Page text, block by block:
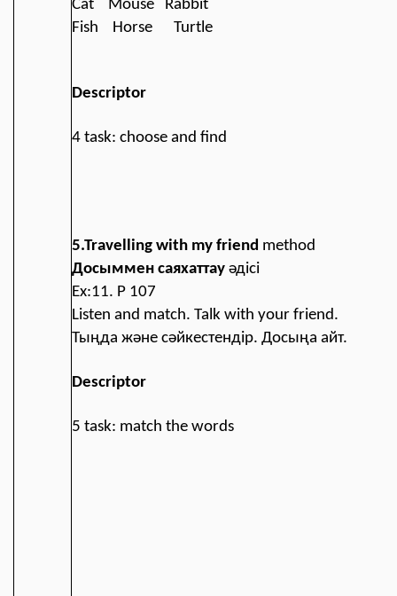
Cat Mouse Rabbit
Fish Horse Turtle
Descriptor
4 task: choose and find
5.Travelling with my friend method
Досыммен саяхаттау әдісі
Ex:11. P 107
Listen and match. Talk with your friend.
Тыңда және сәйкестендір. Досыңа айт.
Descriptor
5 task: match the words